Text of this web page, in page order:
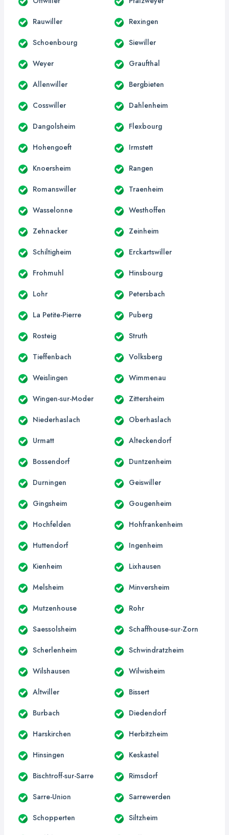
Rauwiller Rexingen
Schoenbourg Siewiller
Weyer Graufthal
Allenwiller Bergbieten
Cosswiller Dahlenheim
Dangolsheim Flexbourg
Hohengoeft Irmstett
Knoersheim Rangen
Romanswiller Traenheim
Wasselonne Westhoffen
Zehnacker Zeinheim
Schiltigheim Erckartswiller
Frohmuhl Hinsbourg
Lohr Petersbach
La Petite-Pierre Puberg
Rosteig Struth
Tieffenbach Volksberg
Weislingen Wimmenau
Wingen-sur-Moder Zittersheim
Niederhaslach Oberhaslach
Urmatt Alteckendorf
Bossendorf Duntzenheim
Durningen Geiswiller
Gingsheim Gougenheim
Hochfelden Hohfrankenheim
Huttendorf Ingenheim
Kienheim Lixhausen
Melsheim Minversheim
Mutzenhouse Rohr
Saessolsheim Schaffhouse-sur-Zorn
Scherlenheim Schwindratzheim
Wilshausen Wilwisheim
Altwiller Bissert
Burbach Diedendorf
Harskirchen Herbitzheim
Hinsingen Keskastel
Bischtroff-sur-Sarre Rimsdorf
Sarre-Union Sarrewerden
Schopperten Siltzheim